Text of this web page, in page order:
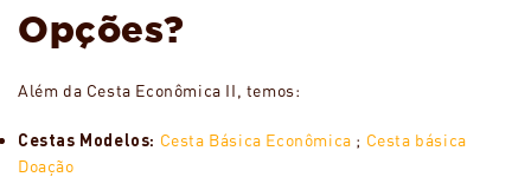
Opções?
Além da Cesta Econômica II, temos:
Cestas Modelos: Cesta Básica Econômica ; Cesta básica
Doação